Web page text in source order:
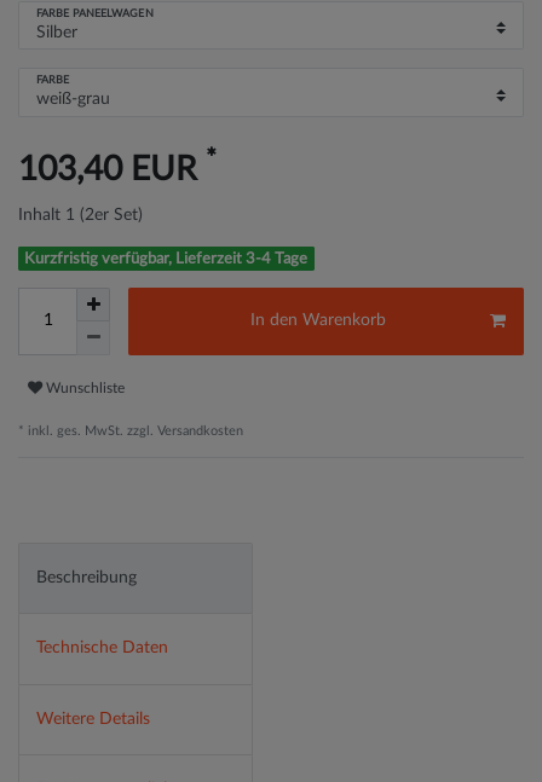
FARBE PANEELWAGEN
FARBE
103,40 EUR *
Inhalt 1 (2er Set)
Kurzfristig verfügbar, Lieferzeit 3-4 Tage
In den Warenkorb
Wunschliste
* inkl. ges. MwSt. zzgl. Versandkosten
Beschreibung
Technische Daten
Weitere Details